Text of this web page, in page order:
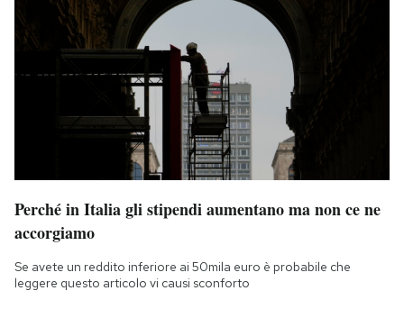
Perché in Italia gli stipendi aumentano ma non ce ne
accorgiamo
Se avete un reddito inferiore ai 50mila euro è probabile che
leggere questo articolo vi causi sconforto